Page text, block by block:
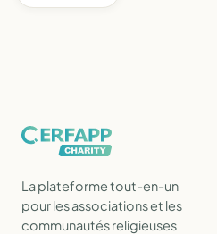
La plateforme tout-en-un
pour les associations et les
communautés religieuses